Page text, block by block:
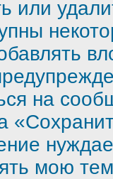
или
на
мою